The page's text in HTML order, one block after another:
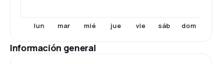
lun mar mié jue vie sáb dom
Información general